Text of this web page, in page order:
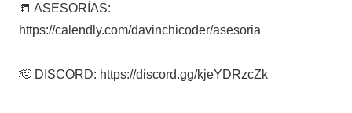
📒 ASESORÍAS:
https://calendly.com/davinchicoder/asesoria
🫡 DISCORD: https://discord.gg/kjeYDRzcZk